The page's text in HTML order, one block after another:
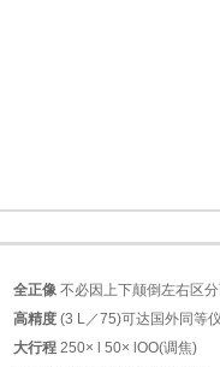
全正像不必因上下颠倒左右区
高精度(3 L／75)可达国外同等
大行程250× l 50× lOO(调焦)